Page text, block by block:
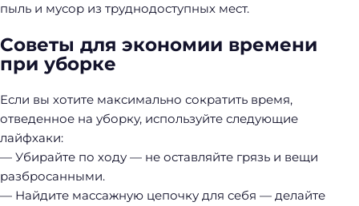
пыль и мусор из труднодоступных мест.
Советы для экономии времени
при уборке
Если вы хотите максимально сократить время,
отведенное на уборку, используйте следующие
лайфхаки:
— Убирайте по ходу — не оставляйте грязь и вещи
разбросанными.
— Найдите массажную цепочку для себя — делайте